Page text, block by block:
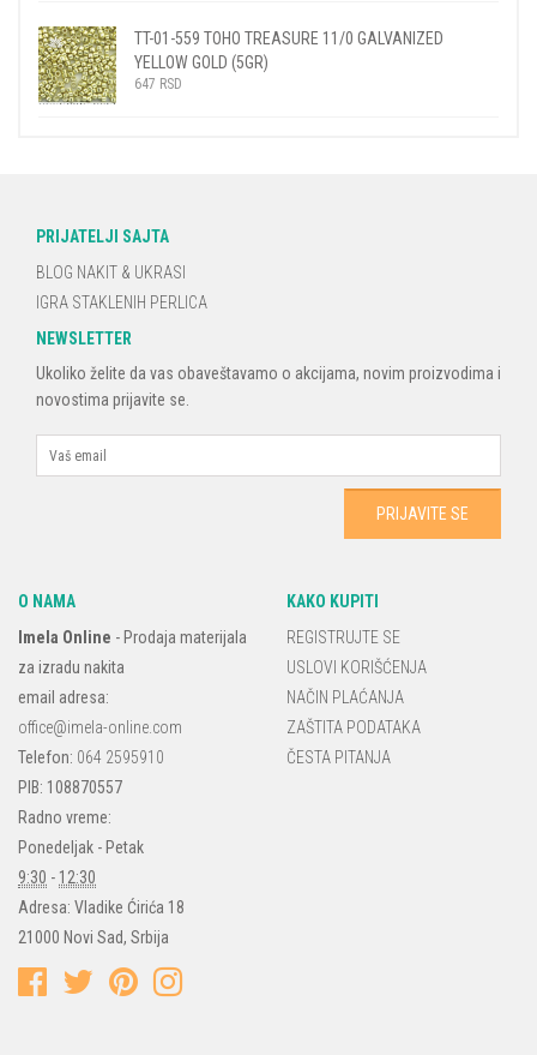
TT-01-559 TOHO TREASURE 11/0 GALVANIZED
YELLOW GOLD (5GR)
647 RSD
PRIJATELJI SAJTA
BLOG NAKIT & UKRASI
IGRA STAKLENIH PERLICA
NEWSLETTER
Ukoliko želite da vas obaveštavamo o akcijama, novim proizvodima i
novostima prijavite se.
O NAMA
Imela Online - Prodaja materijala
za izradu nakita
email adresa:
office@imela-online.com
Telefon: 064 2595910
PIB: 108870557
Radno vreme:
Ponedeljak - Petak
9:30 - 12:30
Adresa: Vladike Ćirića 18
21000 Novi Sad, Srbija
KAKO KUPITI
REGISTRUJTE SE
USLOVI KORIŠĆENJA
NAČIN PLAĆANJA
ZAŠTITA PODATAKA
ČESTA PITANJA